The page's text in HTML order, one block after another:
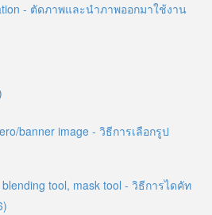
- ตัดภาพและนำภาพออกมาใช้งาน
banner image - วิธีการเลือกรูป
tool, mask tool - วิธีการไดคัท